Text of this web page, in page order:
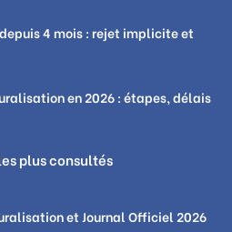
4 mois : rejet implicite et
en 2026 : étapes, délais
plus consultés
et Journal Officiel 2026